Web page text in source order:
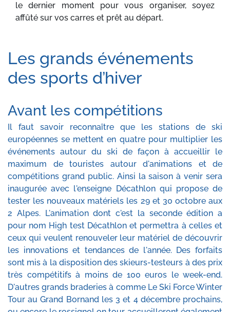
le dernier moment pour vous organiser, soyez
affûté sur vos carres et prêt au départ.
Les grands événements
des sports d’hiver
Avant les compétitions
Il faut savoir reconnaître que les stations de ski
européennes se mettent en quatre pour multiplier les
événements autour du ski de façon à accueillir le
maximum de touristes autour d'animations et de
compétitions grand public. Ainsi la saison à venir sera
inaugurée avec l'enseigne Décathlon qui propose de
tester les nouveaux matériels les 29 et 30 octobre aux
2 Alpes. L'animation dont c'est la seconde édition a
pour nom High test Décathlon et permettra à celles et
ceux qui veulent renouveler leur matériel de découvrir
les innovations et tendances de l'année. Des forfaits
sont mis à la disposition des skieurs-testeurs à des prix
très compétitifs à moins de 100 euros le week-end.
D'autres grands braderies à comme Le Ski Force Winter
Tour au Grand Bornand les 3 et 4 décembre prochains,